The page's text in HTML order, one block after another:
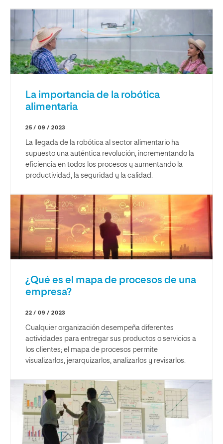
La importancia de la robótica
alimentaria
25 / 09 / 2023
La llegada de la robótica al sector alimentario ha
supuesto una auténtica revolución, incrementando la
eficiencia en todos los procesos y aumentando la
productividad, la seguridad y la calidad.
¿Qué es el mapa de procesos de una
empresa?
22 / 09 / 2023
Cualquier organización desempeña diferentes
actividades para entregar sus productos o servicios a
los clientes; el mapa de procesos permite
visualizarlos, jerarquizarlos, analizarlos y revisarlos.